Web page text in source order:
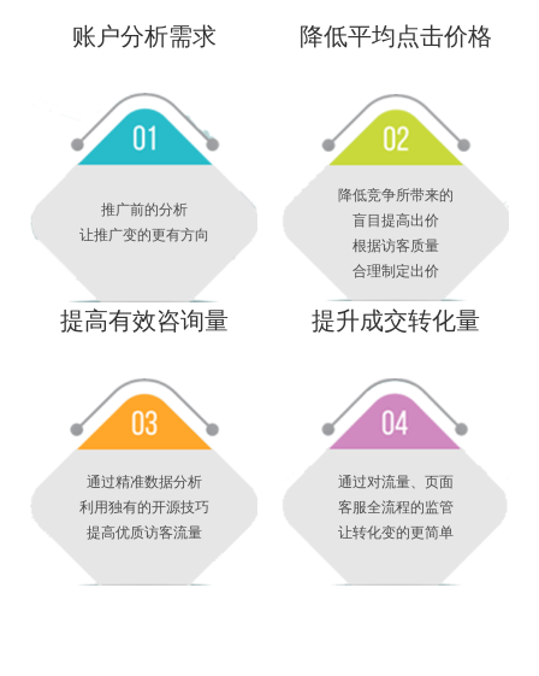
账户分析需求
推广前的分析
让推广变的更有方向
降低平均点击价格
降低竞争所带来的
盲目提高出价
根据访客质量
合理制定出价
提高有效咨询量
通过精准数据分析
利用独有的开源技巧
提高优质访客流量
提升成交转化量
通过对流量、页面
客服全流程的监管
让转化变的更简单